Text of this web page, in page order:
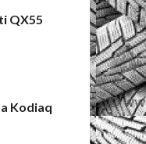
QX55
Kodiaq